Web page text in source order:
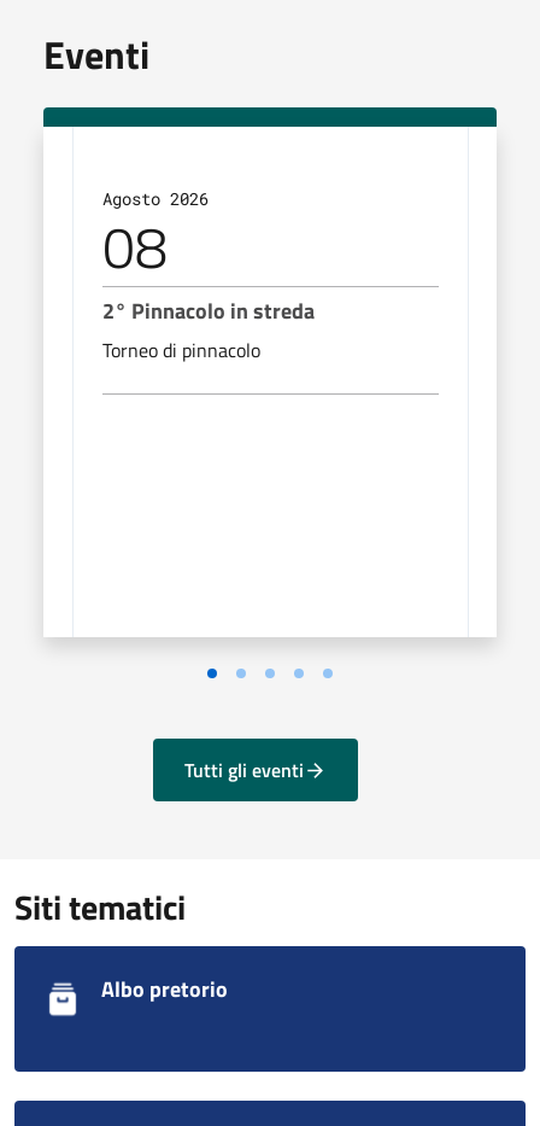
Eventi
Agosto 2026
08
2° Pinnacolo in streda
Torneo di pinnacolo
Tutti gli eventi
Siti tematici
Albo pretorio